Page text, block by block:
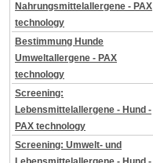
Nahrungsmittelallergene - PAX
technology
Bestimmung Hunde
Umweltallergene - PAX
technology
Screening:
Lebensmittelallergene - Hund -
PAX technology
Screening: Umwelt- und